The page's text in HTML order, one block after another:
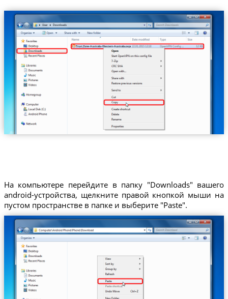
Trust.Zone-Australia-Western-Australia.ovpn
На компьютере перейдите в папку "Downloads" вашего
android-устройства, щелкните правой кнопкой мыши на
пустом пространстве в папке и выберите "Paste".